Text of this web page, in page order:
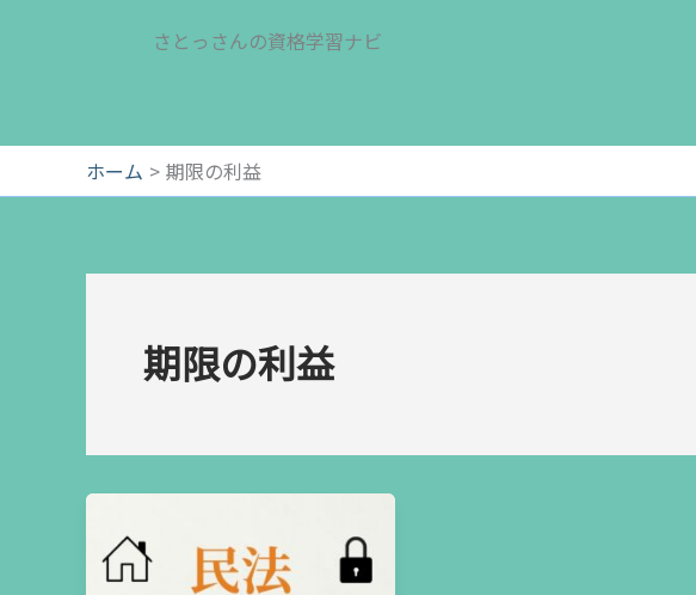
キ
プ
さとっさんの資格学習ナビ
ホーム 期限の利益
期限の利益